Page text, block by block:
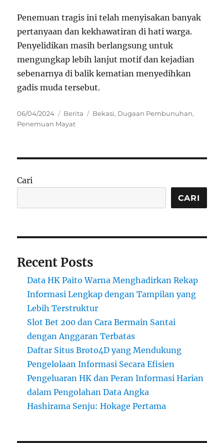
Penemuan tragis ini telah menyisakan banyak
pertanyaan dan kekhawatiran di hati warga.
Penyelidikan masih berlangsung untuk
mengungkap lebih lanjut motif dan kejadian
sebenarnya di balik kematian menyedihkan
gadis muda tersebut.
Posted
on
06/04/2024 Categories
Berita Tags
Bekasi, Dugaan Pembunuhan,
Penemuan Mayat
Cari
CARI
Recent Posts
Data HK Paito Warna Menghadirkan Rekap
Informasi Lengkap dengan Tampilan yang
Lebih Terstruktur
Slot Bet 200 dan Cara Bermain Santai
dengan Anggaran Terbatas
Daftar Situs Broto4D yang Mendukung
Pengelolaan Informasi Secara Efisien
Pengeluaran HK dan Peran Informasi Harian
dalam Pengolahan Data Angka
Hashirama Senju: Hokage Pertama